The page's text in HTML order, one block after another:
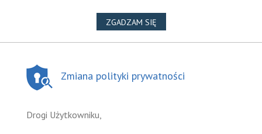
ZGADZAM SIĘNA WYKORZYSTANIE PLIKÓW
Zmiana polityki prywatności
Drogi Użytkowniku,